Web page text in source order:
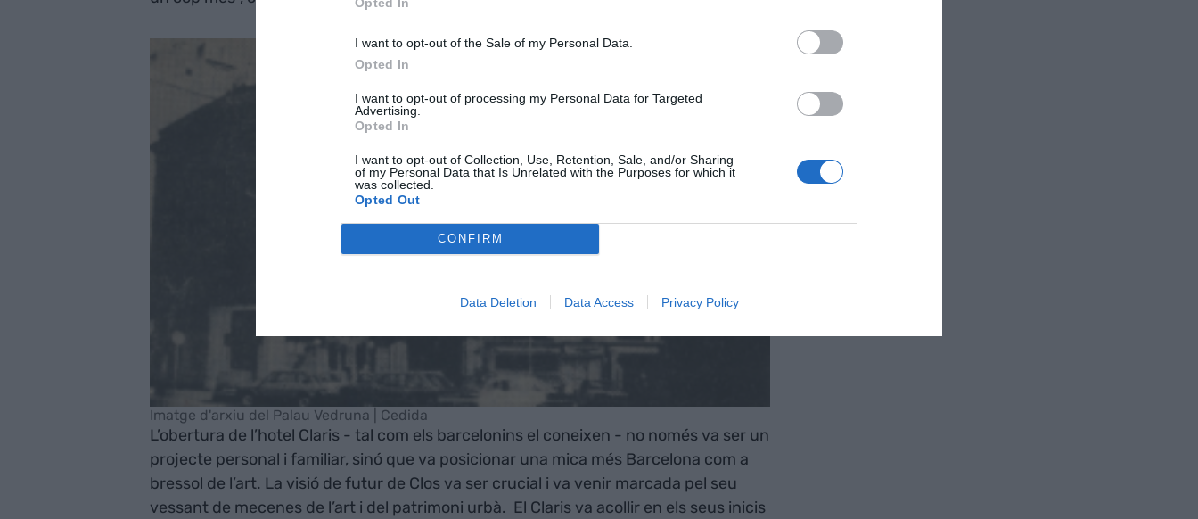
I want to opt-out of the Sale of my Personal Data.
Opted In
I want to opt-out of processing my Personal Data for Targeted
Advertising.
Opted In
I want to opt-out of Collection, Use, Retention, Sale, and/or Sharing
of my Personal Data that Is Unrelated with the Purposes for which it
was collected.
Opted Out
CONFIRM
Data Deletion Data Access Privacy Policy
Imatge d'arxiu del Palau Vedruna | Cedida
L’obertura de l’hotel Claris - tal com els barcelonins el coneixen - no només va ser un
projecte personal i familiar, sinó que va posicionar una mica més Barcelona com a
bressol de l’art. La visió de futur de Clos va ser crucial i va venir marcada pel seu
vessant de mecenes de l’art i del patrimoni urbà. El Claris va acollir en els seus inicis